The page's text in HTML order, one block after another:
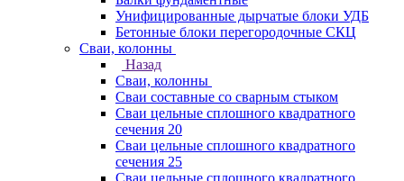
Унифицированные дырчатые блоки УДБ
Бетонные блоки перегородочные СКЦ
Сваи, колонны
Назад
Сваи, колонны
Сваи составные со сварным стыком
Сваи цельные сплошного квадратного
сечения 20
Сваи цельные сплошного квадратного
сечения 25
Сваи цельные сплошного квадратного